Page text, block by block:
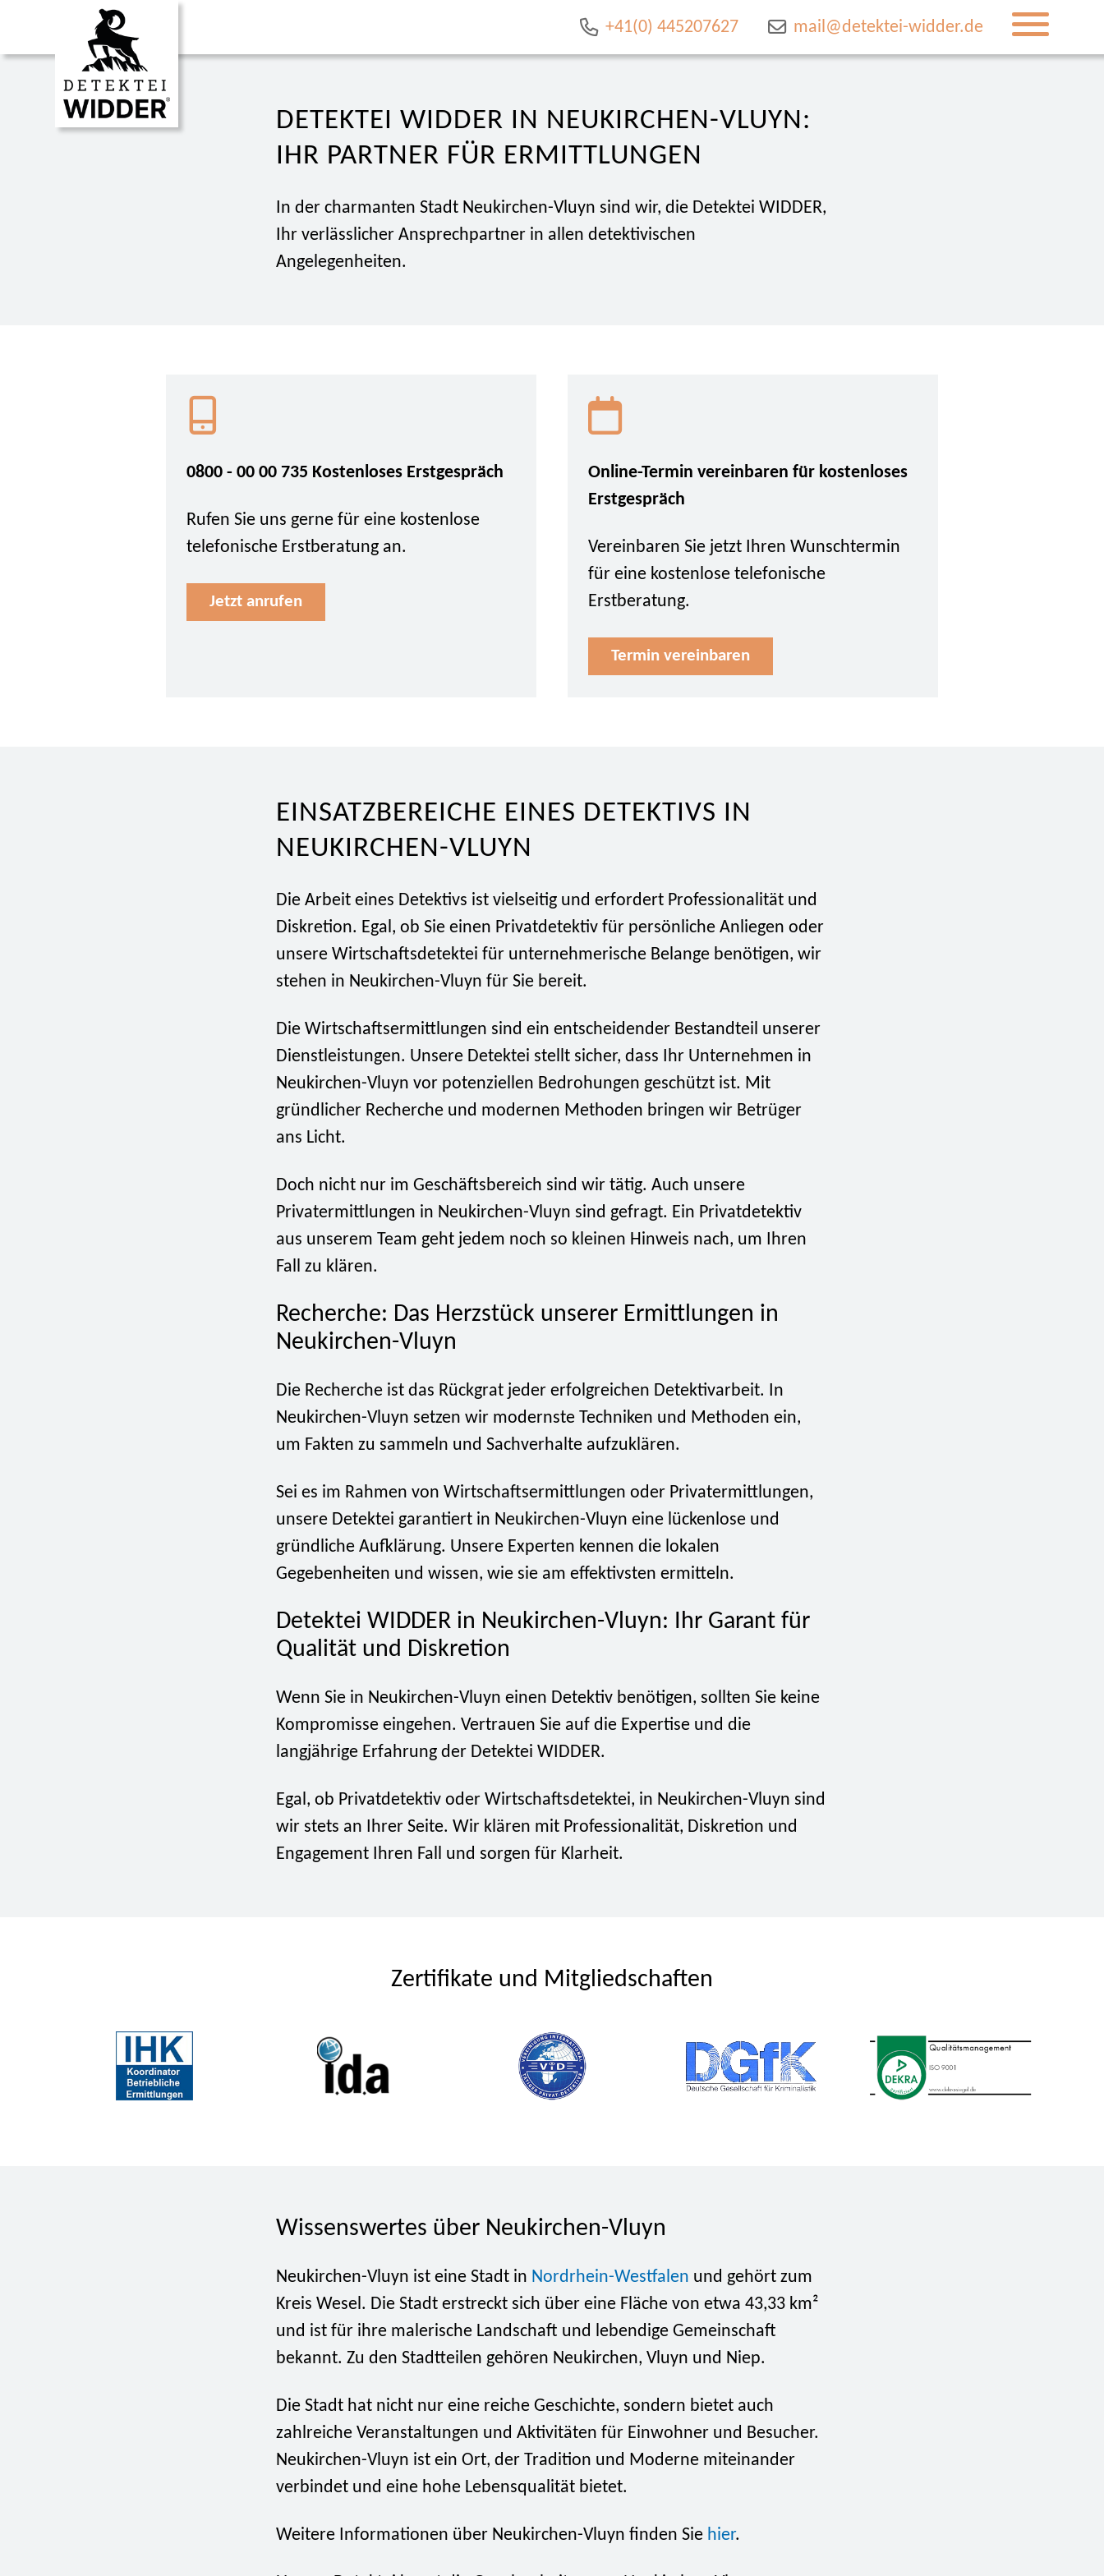
+41(0) 445207627 mail@detektei-widder.de
DETEKTEI WIDDER IN NEUKIRCHEN-VLUYN:
IHR PARTNER FÜR ERMITTLUNGEN
In der charmanten Stadt Neukirchen-Vluyn sind wir, die Detektei WIDDER,
Ihr verlässlicher Ansprechpartner in allen detektivischen
Angelegenheiten.
0800 - 00 00 735 Kostenloses Erstgespräch
Rufen Sie uns gerne für eine kostenlose
telefonische Erstberatung an.
Jetzt anrufen
Online-Termin vereinbaren für kostenloses
Erstgespräch
Vereinbaren Sie jetzt Ihren Wunschtermin
für eine kostenlose telefonische
Erstberatung.
Termin vereinbaren
EINSATZBEREICHE EINES DETEKTIVS IN
NEUKIRCHEN-VLUYN
Die Arbeit eines Detektivs ist vielseitig und erfordert Professionalität und
Diskretion. Egal, ob Sie einen Privatdetektiv für persönliche Anliegen oder
unsere Wirtschaftsdetektei für unternehmerische Belange benötigen, wir
stehen in Neukirchen-Vluyn für Sie bereit.
Die Wirtschaftsermittlungen sind ein entscheidender Bestandteil unserer
Dienstleistungen. Unsere Detektei stellt sicher, dass Ihr Unternehmen in
Neukirchen-Vluyn vor potenziellen Bedrohungen geschützt ist. Mit
gründlicher Recherche und modernen Methoden bringen wir Betrüger
ans Licht.
Doch nicht nur im Geschäftsbereich sind wir tätig. Auch unsere
Privatermittlungen in Neukirchen-Vluyn sind gefragt. Ein Privatdetektiv
aus unserem Team geht jedem noch so kleinen Hinweis nach, um Ihren
Fall zu klären.
Recherche: Das Herzstück unserer Ermittlungen in
Neukirchen-Vluyn
Die Recherche ist das Rückgrat jeder erfolgreichen Detektivarbeit. In
Neukirchen-Vluyn setzen wir modernste Techniken und Methoden ein,
um Fakten zu sammeln und Sachverhalte aufzuklären.
Sei es im Rahmen von Wirtschaftsermittlungen oder Privatermittlungen,
unsere Detektei garantiert in Neukirchen-Vluyn eine lückenlose und
gründliche Aufklärung. Unsere Experten kennen die lokalen
Gegebenheiten und wissen, wie sie am effektivsten ermitteln.
Detektei WIDDER in Neukirchen-Vluyn: Ihr Garant für
Qualität und Diskretion
Wenn Sie in Neukirchen-Vluyn einen Detektiv benötigen, sollten Sie keine
Kompromisse eingehen. Vertrauen Sie auf die Expertise und die
langjährige Erfahrung der Detektei WIDDER.
Egal, ob Privatdetektiv oder Wirtschaftsdetektei, in Neukirchen-Vluyn sind
wir stets an Ihrer Seite. Wir klären mit Professionalität, Diskretion und
Engagement Ihren Fall und sorgen für Klarheit.
Zertifikate und Mitgliedschaften
Wissenswertes über Neukirchen-Vluyn
Neukirchen-Vluyn ist eine Stadt in Nordrhein-Westfalen und gehört zum
Kreis Wesel. Die Stadt erstreckt sich über eine Fläche von etwa 43,33 km²
und ist für ihre malerische Landschaft und lebendige Gemeinschaft
bekannt. Zu den Stadtteilen gehören Neukirchen, Vluyn und Niep.
Die Stadt hat nicht nur eine reiche Geschichte, sondern bietet auch
zahlreiche Veranstaltungen und Aktivitäten für Einwohner und Besucher.
Neukirchen-Vluyn ist ein Ort, der Tradition und Moderne miteinander
verbindet und eine hohe Lebensqualität bietet.
Weitere Informationen über Neukirchen-Vluyn finden Sie hier.